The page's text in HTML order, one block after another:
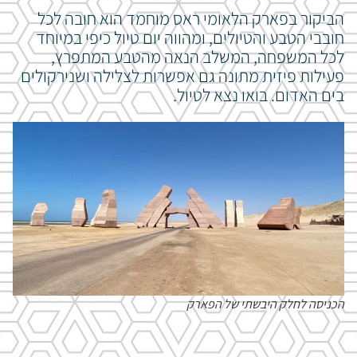
הביקור בפארק הלאומי ראס מוחמד הוא חובה לכל
חובבי הטבע והטיולים, ומהווה יום טיול כיפי במיוחד
לכל המשפחה, המשלב הנאה מהטבע המתפרץ,
פעילות פיזית מתונה גם אפשרות לצלילה ושנירקולים
בים האדום. בואו נצא לטיול.
הכניסה לחלק היבשתי של הפארק